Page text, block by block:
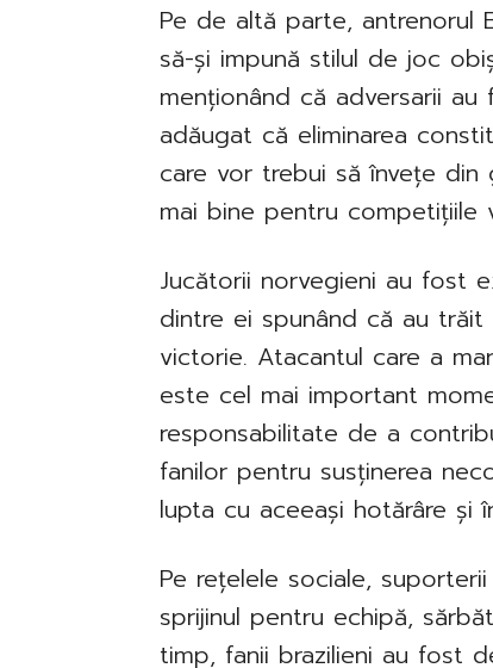
Pe de altă parte, antrenorul
să-și impună stilul de joc
menționând că adversarii
adăugat că eliminarea
care vor trebui să învețe
mai bine pentru competițiile
Jucătorii norvegieni au fost
dintre ei spunând că au
victorie. Atacantul care a
este cel mai important
responsabilitate de a
fanilor pentru susținerea
lupta cu aceeași hotărâre și
Pe rețelele sociale,
sprijinul pentru echipă,
timp, fanii brazilieni au fost